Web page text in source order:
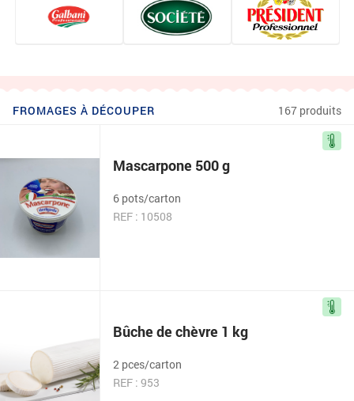
FROMAGES À DÉCOUPER 167 produits
Mascarpone 500 g
6 pots/carton
REF : 10508
Bûche de chèvre 1 kg
2 pces/carton
REF : 953